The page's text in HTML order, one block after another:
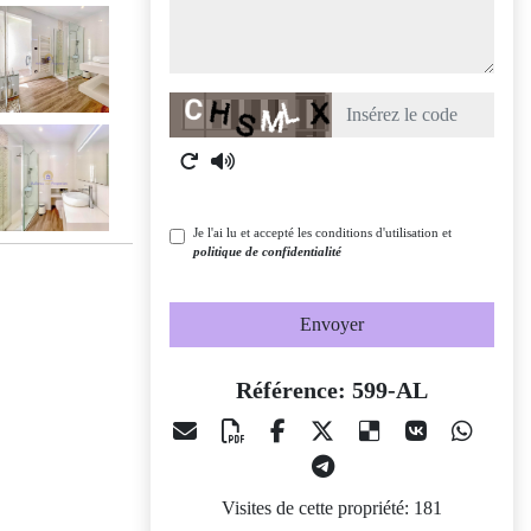
Captcha
Je l'ai lu et accepté les conditions d'utilisation et
politique de confidentialité
Envoyer
Référence: 599-AL
Visites de cette propriété: 181